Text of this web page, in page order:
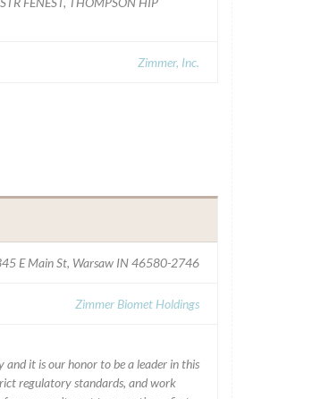
Zimmer, Inc.
E Main St, Warsaw IN 46580-2746
Zimmer Biomet Holdings
and it is our honor to be a leader in this
regulatory standards, and work